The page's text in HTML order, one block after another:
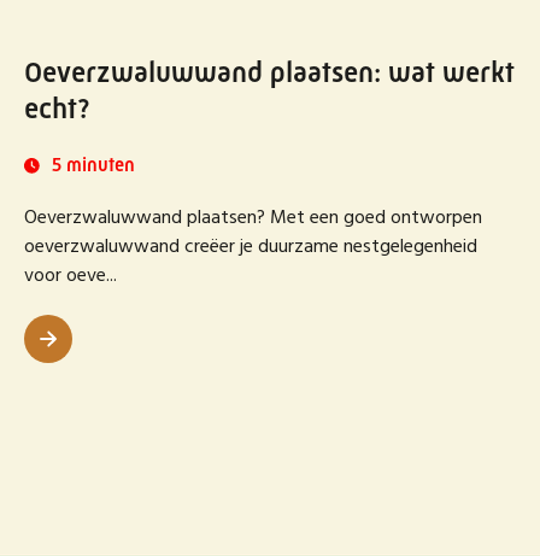
Oeverzwaluwwand plaatsen: wat werkt
echt?
5 minuten
Oeverzwaluwwand plaatsen? Met een goed ontworpen
oeverzwaluwwand creëer je duurzame nestgelegenheid
voor oeve...